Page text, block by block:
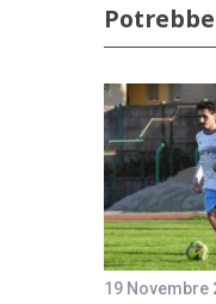
19 Novembre